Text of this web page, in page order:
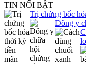
TIN NỔI BẬT
Trị chứng bốc
Đông y